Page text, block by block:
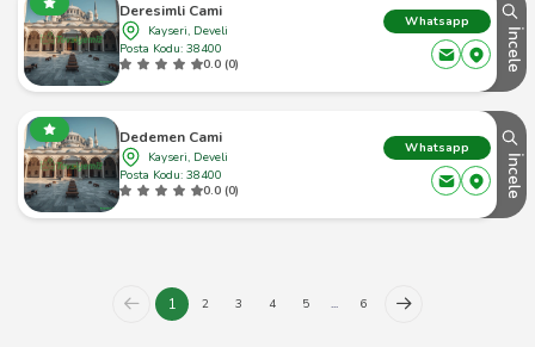
Deresimli Cami
Kayseri, Develi
Posta Kodu: 38400
0.0 (0)
Whatsapp
İncele
Dedemen Cami
Kayseri, Develi
Posta Kodu: 38400
0.0 (0)
Whatsapp
İncele
1 2 3 4 5 ... 6